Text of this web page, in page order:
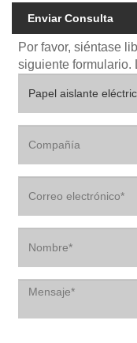
Enviar Consulta
Por favor, siéntase
siguiente formulario.